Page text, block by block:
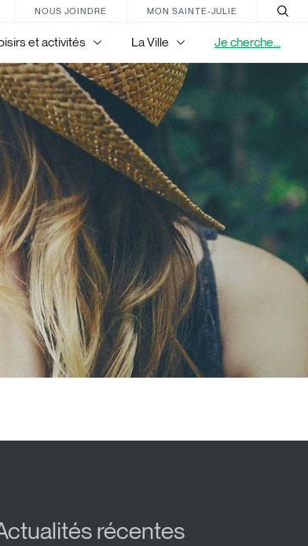
NOUS JOINDRE MON SAINTE-JULIE
et activités La Ville Je cherche...
récentes